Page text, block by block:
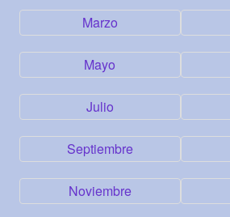
Marzo
Mayo
Julio
Septiembre
Noviembre